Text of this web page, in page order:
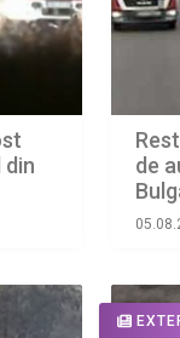
din
de